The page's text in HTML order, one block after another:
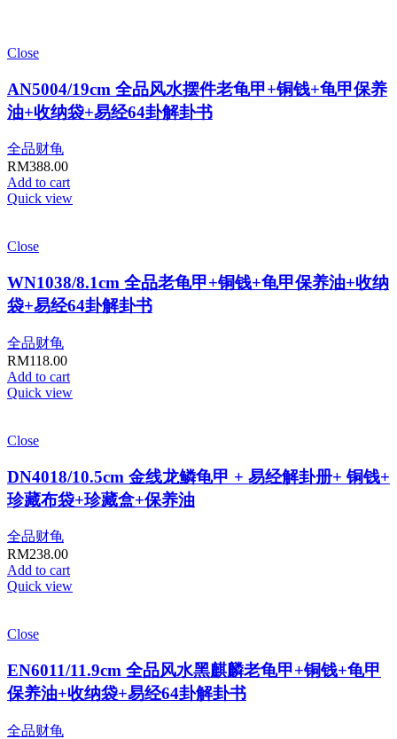
Close
AN5004/19cm 全品风水摆件老龟甲+铜钱+龟甲保养
油+收纳袋+易经64卦解卦书
全品财龟
RM388.00
Add to cart
Quick view
Close
WN1038/8.1cm 全品老龟甲+铜钱+龟甲保养油+收纳
袋+易经64卦解卦书
全品财龟
RM118.00
Add to cart
Quick view
Close
DN4018/10.5cm 金线龙鳞龟甲 + 易经解卦册+ 铜钱+
珍藏布袋+珍藏盒+保养油
全品财龟
RM238.00
Add to cart
Quick view
Close
EN6011/11.9cm 全品风水黑麒麟老龟甲+铜钱+龟甲
保养油+收纳袋+易经64卦解卦书
全品财龟